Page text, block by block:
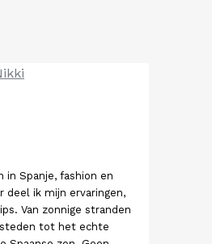
in Spanje, fashion en
deel ik mijn ervaringen,
Van zonnige stranden
tot het echte